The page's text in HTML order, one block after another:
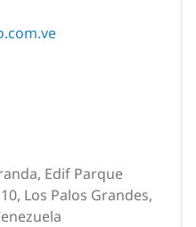
Edif Parque
Los Palos Grandes,